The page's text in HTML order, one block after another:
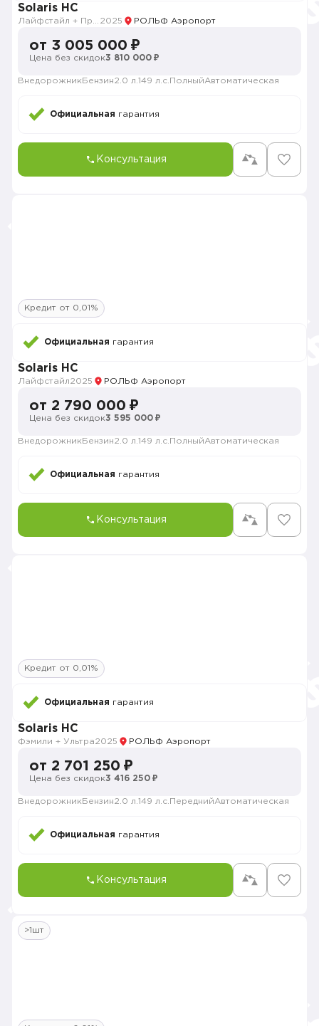
Solaris HC
2025 РОЛЬФ Аэропорт
от 3 005 000 ₽
Цена без скидок3 810 000 ₽
Внедорожник Бензин2.0 л. 149 л.с. ПолныйАвтоматическая
Официальная гарантия
Консультация
Кредит от 0,01%
Официальная гарантия
Solaris HC
Лайфстайл2025 РОЛЬФ Аэропорт
от 2 790 000 ₽
Цена без скидок3 595 000 ₽
Внедорожник Бензин2.0 л. 149 л.с. ПолныйАвтоматическая
Официальная гарантия
Консультация
Кредит от 0,01%
Официальная гарантия
Solaris HC
Фэмили + Ультра2025 РОЛЬФ Аэропорт
от 2 701 250 ₽
Цена без скидок3 416 250 ₽
Внедорожник Бензин2.0 л. 149 л.с. ПереднийАвтоматическая
Официальная гарантия
Консультация
>1шт